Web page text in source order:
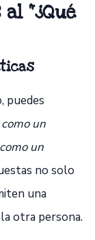
"¿Qué
puedes
como un
un
no solo
una
otra persona.